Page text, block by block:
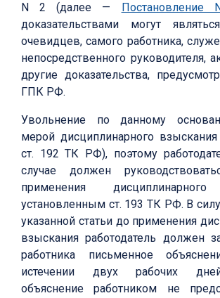
N 2 (далее —
Постановление
доказательствами могут
очевидцев, самого работника,
непосредственного руководителя,
другие доказательства,
ГПК РФ.
Увольнение по данному
мерой дисциплинарного взыскания
ст. 192 ТК РФ), поэтому
случае должен
применения
установленным ст. 193 ТК РФ. В
указанной статьи до применения
взыскания работодатель должен
работника письменное
истечении двух рабочих
объяснение работником не